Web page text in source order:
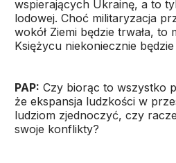
wspierających Ukrainę, a to
lodowej. Choć militaryzacja
wokół Ziemi będzie trwała, to
Księżycu niekoniecznie będzie
PAP: Czy biorąc to wszystko
że ekspansja ludzkości w
ludziom zjednoczyć, czy
swoje konflikty?